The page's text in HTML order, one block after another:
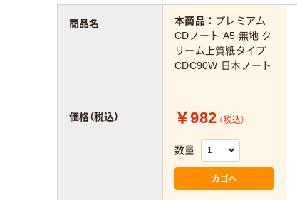
本商品： プレミアム
CDノート A5 無地 ク
リーム上質紙タイプ
CDC90W 日本ノート
￥982 （税込）
数量
カゴへ
商品名
価格（税込）